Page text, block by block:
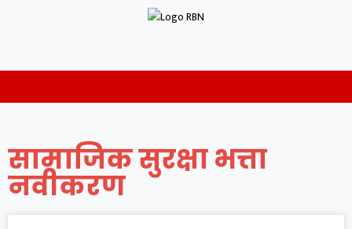
सामाजिक सुरक्षा भत्ता
नवीकरण